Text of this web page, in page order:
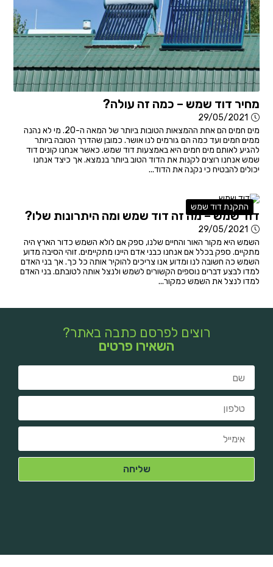
מחיר דוד שמש – כמה זה עולה?
29/05/2021
מים חמים הם אחת ההמצאות הטובות ביותר של המאה ה-20. מי לא נהנה
ממים חמים ועד כמה הם גורמים לנו אושר. כמובן שהדרך הטובה ביותר
להגיע לאותם מים חמים היא באמצעות דוד שמש. כאשר אנחנו קונים דוד
שמש אנחנו רוצים לקנות את הדוד הטוב ביותר בנמצא. אך כיצד אנחנו
יכולים להבטיח כי נקנה את הדוד...
התקנת דוד שמש
דוד שמש – מה זה דוד שמש ומה היתרונות שלו?
29/05/2021
השמש היא מקור האור והחיים שלנו, ספק אם לולא השמש כדור הארץ היה
מתקיים. ספק בכלל אם אנחנו כבני אדם היינו מתקיימים. זוהי הסיבה מדוע
השמש כה חשובה לנו ומדוע אנו צריכים להוקיר אותה כל כך. אך בני האדם
למדו לבצע דברים נוספים הקשורים לשמש ולנצל אותה לטובתם. בני האדם
למדו לנצל את השמש כמקור...
רוצים לפרסם כתבה באתר?
השאירו פרטים